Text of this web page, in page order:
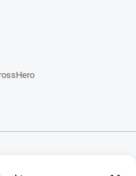
gestión de gimnasios, centros de